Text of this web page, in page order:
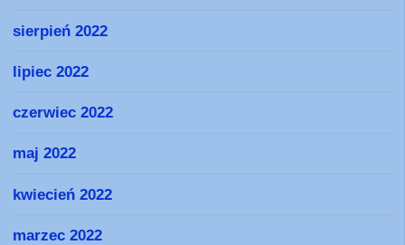
sierpień 2022
lipiec 2022
czerwiec 2022
maj 2022
kwiecień 2022
marzec 2022